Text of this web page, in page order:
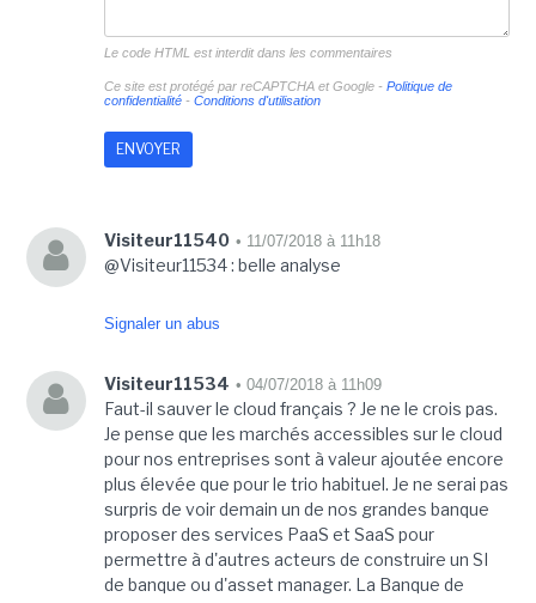
Le code HTML est interdit dans les commentaires
Ce site est protégé par reCAPTCHA et Google - Politique de
confidentialité- Conditions d'utilisation
Visiteur11540 • 11/07/2018 à 11h18
@Visiteur11534 : belle analyse
Signaler un abus
Visiteur11534 • 04/07/2018 à 11h09
Faut-il sauver le cloud français ? Je ne le crois pas.
Je pense que les marchés accessibles sur le cloud
pour nos entreprises sont à valeur ajoutée encore
plus élevée que pour le trio habituel. Je ne serai pas
surpris de voir demain un de nos grandes banque
proposer des services PaaS et SaaS pour
permettre à d'autres acteurs de construire un SI
de banque ou d'asset manager. La Banque de